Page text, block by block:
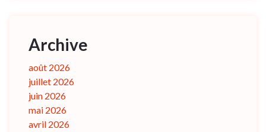
Archive
août 2026
juillet 2026
juin 2026
mai 2026
avril 2026